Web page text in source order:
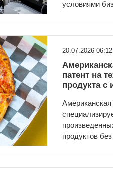
условиями
20.07.2026 06:12
патент на
продукта с
Американская
продуктов